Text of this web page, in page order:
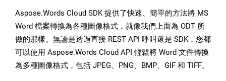
Aspose.Words Cloud SDK 提供了快速、簡單的方法將 MS
Word 檔案轉換為各種圖像格式，就像我們上面為 ODT 所
做的那樣。無論是透過直接 REST API 呼叫還是 SDK，您都
可以使用 Aspose.Words Cloud API 輕鬆將 Word 文件轉換
為多種圖像格式，包括 JPEG、PNG、BMP、GIF 和 TIFF。